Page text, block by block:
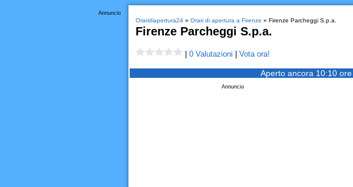
Annuncio
Oraridiapertura24» Orari di apertura a Firenze » Firenze Parcheggi S.p.a.
Firenze Parcheggi S.p.a.
0 Valutazioni Vota ora!
Aperto ancora 10:10 ore
Annuncio